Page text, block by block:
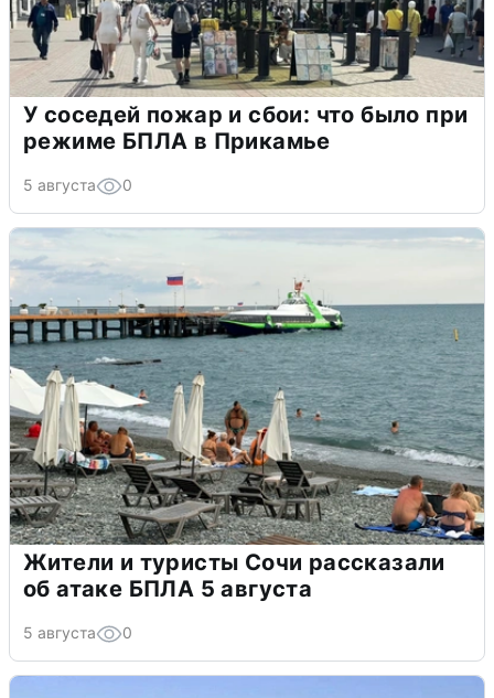
У соседей пожар и сбои: что было при
режиме БПЛА в Прикамье
5 августа 0
Жители и туристы Сочи рассказали
об атаке БПЛА 5 августа
5 августа 0